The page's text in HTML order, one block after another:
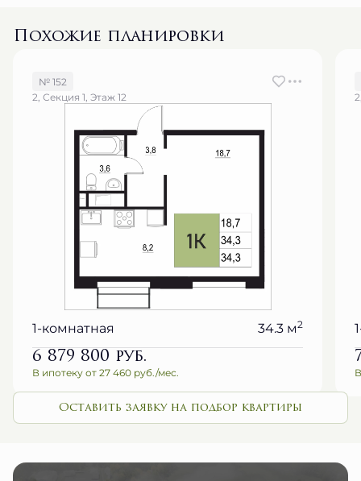
6 879 800
В ипотеку от 27 460 руб./мес.
Оставить заявку на подбор квартиры